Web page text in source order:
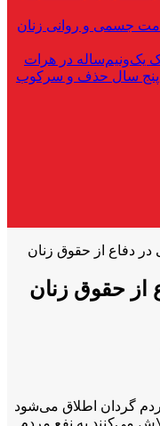
جسمی و روانی زنان
یک‌ونیم‌ساله در هرات
۱۵ آگست نماد پنج سال حذف و سرکوب
در دفاع از حقوق زنان
از حقوق زنان
گردان اطلاق می‌شود
می‌کنند به نفع مردم